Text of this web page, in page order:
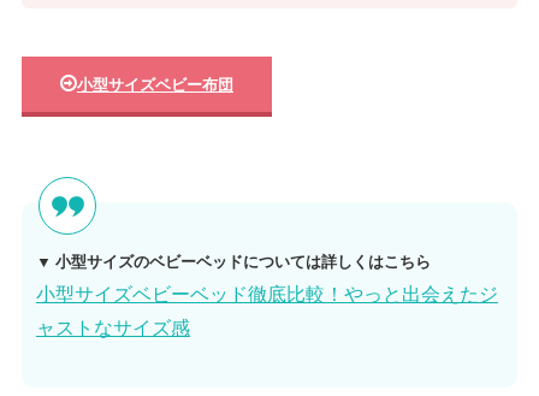
小型サイズベビー布団
▼ 小型サイズのベビーベッドについては詳しくはこちら
小型サイズベビーベッド徹底比較！やっと出会えたジ
ャストなサイズ感